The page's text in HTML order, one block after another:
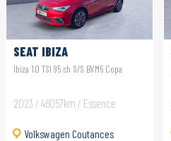
SEAT IBIZA
Ibiza 1.0 TSI 95 ch S/S BVM5 Copa
2023 / 46057km / Essence
Volkswagen Coutances